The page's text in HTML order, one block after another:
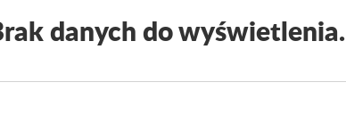
danych do wyświetlenia.